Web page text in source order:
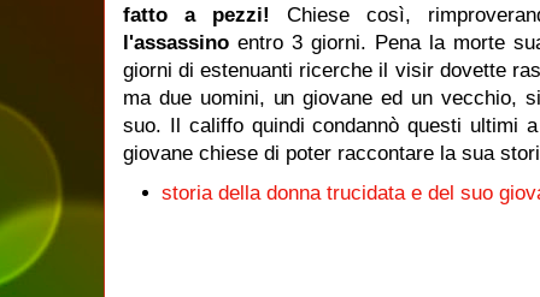
fatto a pezzi! Chiese così,
l'assassino entro 3 giorni. Pena la morte
giorni di estenuanti ricerche il visir dovette
ma due uomini, un giovane ed un vecchio,
suo. Il califfo quindi condannò questi ultimi
giovane chiese di poter raccontare la sua
storia della donna trucidata e del suo